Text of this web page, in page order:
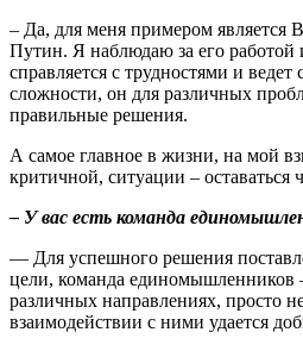
– Да, для меня примером является
Путин. Я наблюдаю за его работой
справляется с трудностями и ведет
сложности, он для различных
правильные решения.
А самое главное в жизни, на мой
критичной, ситуации – оставаться
– У вас есть команда
— Для успешного решения
цели, команда единомышленников
различных направлениях, просто
взаимодействии с ними удается